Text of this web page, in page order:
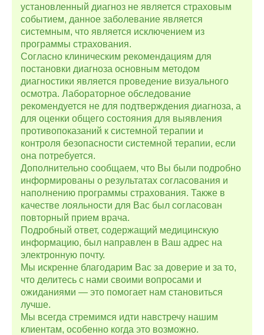
установленный диагноз не является страховым
событием, данное заболевание является
системным, что является исключением из
программы страхования.
Согласно клиническим рекомендациям для
постановки диагноза основным методом
диагностики является проведение визуального
осмотра. Лабораторное обследование
рекомендуется не для подтверждения диагноза, а
для оценки общего состояния для выявления
противопоказаний к системной терапии и
контроля безопасности системной терапии, если
она потребуется.
Дополнительно сообщаем, что Вы были подробно
информированы о результатах согласования и
наполнению программы страхования. Также в
качестве лояльности для Вас был согласован
повторный прием врача.
Подробный ответ, содержащий медицинскую
информацию, был направлен в Ваш адрес на
электронную почту.
Мы искренне благодарим Вас за доверие и за то,
что делитесь с нами своими вопросами и
ожиданиями — это помогает нам становиться
лучше.
Мы всегда стремимся идти навстречу нашим
клиентам, особенно когда это возможно.